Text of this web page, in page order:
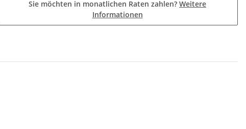
Sie möchten in monatlichen Raten zahlen? Weitere
Informationen